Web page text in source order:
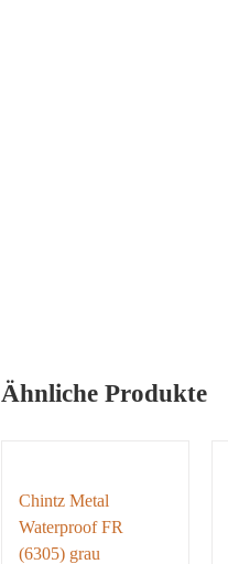
Ähnliche Produkte
Chintz Metal
Waterproof FR
(6305) grau